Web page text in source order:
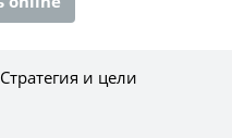
и цели